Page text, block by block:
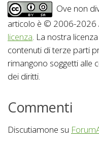
Ove non
articolo è © 2006-2026
licenza. La nostra
contenuti di terze parti
rimangono soggetti alle
dei diritti.
Commenti
Discutiamone su